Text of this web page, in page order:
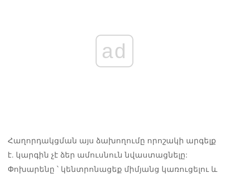
ad
Հաղորդակցման այս ձախողումը որոշակի արգելք
է. կարգին չէ ձեր ամուսնուն նվաստացնելը:
Փոխարենը ՝ կենտրոնացեք միմյանց կառուցելու և